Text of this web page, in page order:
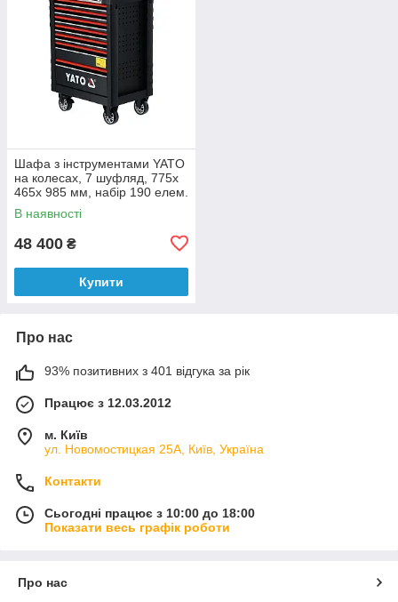
Шафа з інструментами YATO
на колесах, 7 шуфляд, 775x
465x 985 мм, набір 190 елем.
[1]
В наявності
48 400 ₴
Купити
Про нас
93% позитивних з 401 відгука за рік
Працює з 12.03.2012
м. Київ
ул. Новомостицкая 25А, Київ, Україна
Контакти
Сьогодні працює з 10:00 до 18:00
Показати весь графік роботи
Про нас